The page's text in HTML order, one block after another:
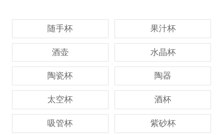
随手杯 果汁杯
酒壶 水晶杯
陶瓷杯 陶器
太空杯 酒杯
吸管杯 紫砂杯